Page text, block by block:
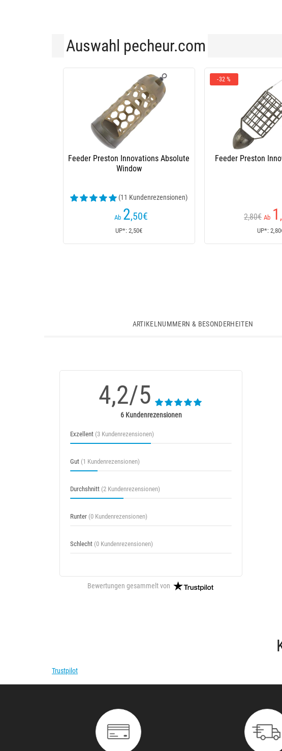
Auswahl pecheur.com
Feeder Preston Innovations Absolute
Window
(11 Kundenrezensionen)
Ab 2,50€
UP*: 2,50€
-32 %
Feeder Preston
2,80€ Ab 1
UP*:
ARTIKELNUMMERN & BESONDERHEITEN
4,2/5
6 Kundenrezensionen
Exzellent (3 Kundenrezensionen)
Gut (1 Kundenrezensionen)
Durchshnitt (2 Kundenrezensionen)
Runter (0 Kundenrezensionen)
Schlecht (0 Kundenrezensionen)
Bewertungen gesammelt von
Trustpilot